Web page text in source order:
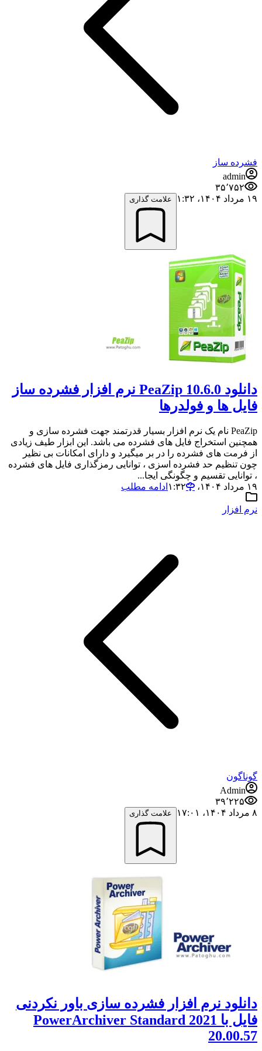
فشرده ساز
admin
۳۵٬۷۵۲
۱۹ مرداد ۱۴۰۴،‏ ۱:۳۲
علامت گذاری
دانلود PeaZip 10.6.0 نرم افزار فشرده ساز
فایل ها و فولدرها
PeaZip نام یک نرم افزار بسیار قدرتمند جهت فشرده سازی و
همچنین استخراج فایل های فشرده می باشد. این ابزار طیف زیادی
از فرمت های فشرده را در بر میگیرد و دارای امکانات بی نظیر
چون تنظیم حد فشرده اسزی ، توانایی رمزگذاری فایل های فشرده
، توانایی تقسیم و چگونگی ایجا...
۱۹ مرداد ۱۴۰۴،‏ ۱:۳۲
ادامه مطلب
نرم افزار
گوناگون
Admin
۳۹٬۲۲۵
۸ مرداد ۱۴۰۴،‏ ۱۷:۰۱
علامت گذاری
دانلود نرم افزار فشرده سازی باور نکردنی
فایل با PowerArchiver Standard 2021
20.00.57